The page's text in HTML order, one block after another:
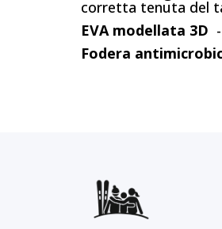
corretta tenuta del
EVA modellata 3D
Fodera